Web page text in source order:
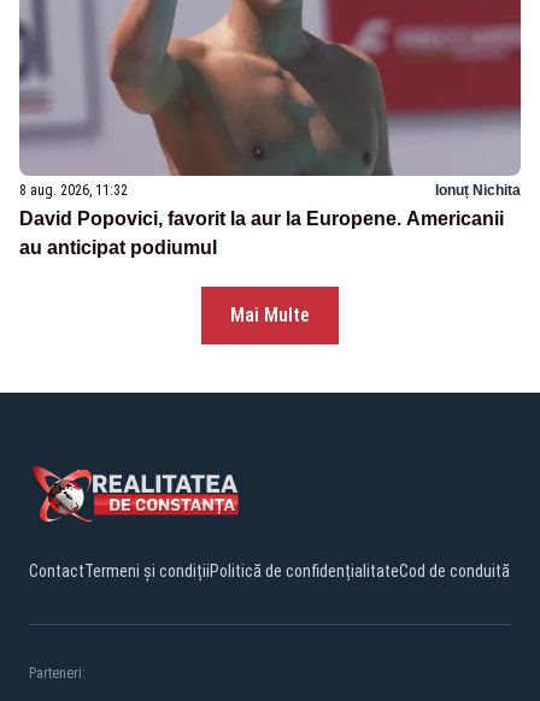
8 aug. 2026, 11:32 Ionuț Nichita
David Popovici, favorit la aur la Europene. Americanii
au anticipat podiumul
Mai Multe
ContactTermeni și condițiiPolitică de confidențialitateCod de conduită
Parteneri: